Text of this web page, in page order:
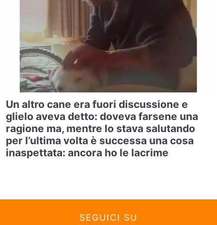
Un altro cane era fuori discussione e
glielo aveva detto: doveva farsene una
ragione ma, mentre lo stava salutando
per l’ultima volta è successa una cosa
inaspettata: ancora ho le lacrime
SEGUICI SU